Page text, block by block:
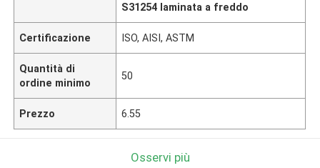
S31254 laminata a freddo
Certificazione ISO, AISI, ASTM
Quantità di
ordine minimo
50
Prezzo 6.55
Osservi più